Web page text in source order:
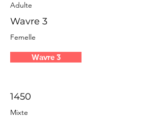
Adulte
Wavre 3
Femelle
Wavre 3
1450
Mixte